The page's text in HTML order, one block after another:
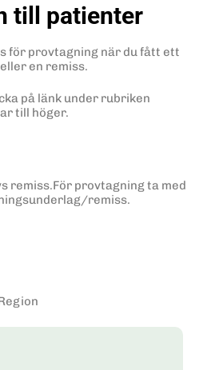
till patienter
för provtagning när du fått ett
en remiss.
på länk under rubriken
till höger.
remiss.För provtagning ta med
remiss.